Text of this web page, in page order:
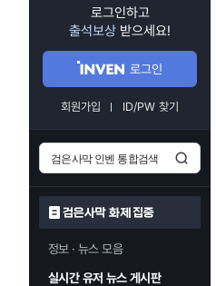
로그인하고
출석보상 받으세요!
로그인
회원가입 ID/PW 찾기
검은사막 화제 집중
정보 · 뉴스 모음
실시간 유저 뉴스 게시판